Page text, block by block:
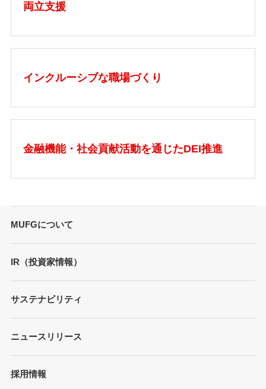
両立支援
インクルーシブな職場づくり
金融機能・社会貢献活動を通じたDEI推進
MUFGについて
トップメッセージ
MUFGブランド
ガバナンス
事業内容
IR（投資家情報）
財務情報
債券・格付情報
個人投資家の皆さまへ
各種レポート
サステナビリティ
各種レポート/データ/インデックス
方針/ガイドライン
ニュースリリース
採用情報